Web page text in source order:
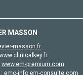
MASSON
masson.fr
www.em-premium.com
emc-info.em-consulte.com